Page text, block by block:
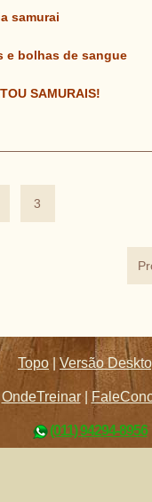
samurai
e bolhas de sangue
SAMURAIS!
3
Topo |Versão
OndeTreinar|
(011) 94294-8956